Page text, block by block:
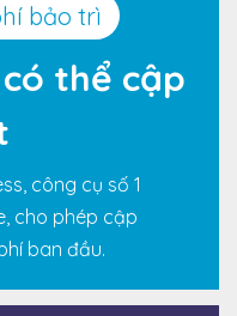
bảo trì
thể cập
công cụ số 1
cho phép cập
ban đầu.